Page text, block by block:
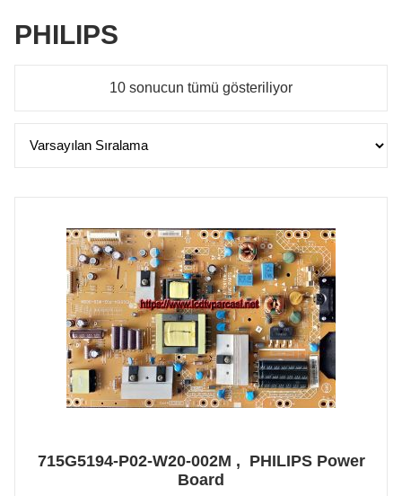
PHILIPS
10 sonucun tümü gösteriliyor
715G5194-P02-W20-002M , PHILIPS Power
Board